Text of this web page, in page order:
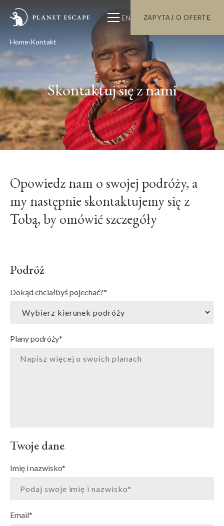
EN ZAPYTAJ O OFERTĘ
Home Kontakt
Skontaktuj się z nami
Opowiedz nam o swojej podróży, a
my następnie skontaktujemy się z
Tobą, by omówić szczegóły
Podróż
Dokąd chciałbyś pojechać?*
Plany podróży*
Twoje dane
Imię i nazwisko*
Email*